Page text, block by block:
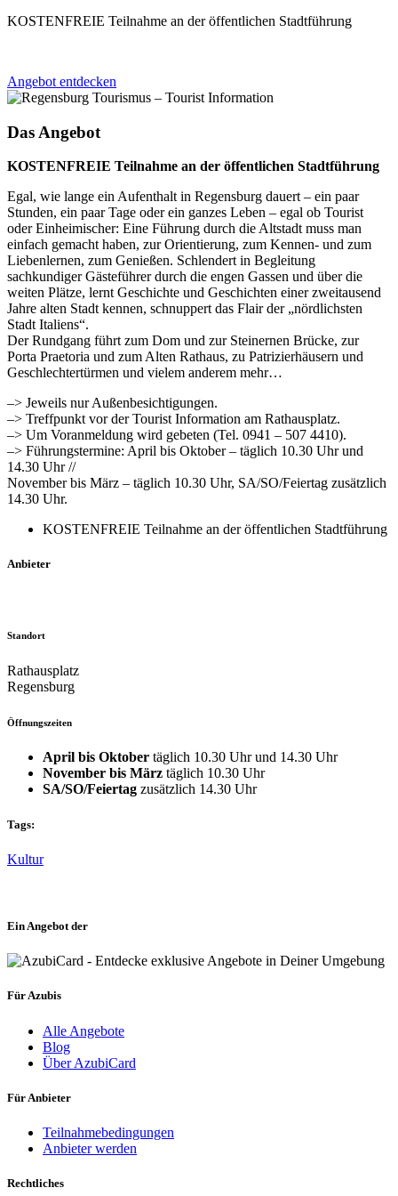
KOSTENFREIE Teilnahme an der öffentlichen Stadtführung
Angebot entdecken
Das Angebot
KOSTENFREIE Teilnahme an der öffentlichen Stadtführung
Egal, wie lange ein Aufenthalt in Regensburg dauert – ein paar
Stunden, ein paar Tage oder ein ganzes Leben – egal ob Tourist
oder Einheimischer: Eine Führung durch die Altstadt muss man
einfach gemacht haben, zur Orientierung, zum Kennen- und zum
Liebenlernen, zum Genießen. Schlendert in Begleitung
sachkundiger Gästeführer durch die engen Gassen und über die
weiten Plätze, lernt Geschichte und Geschichten einer zweitausend
Jahre alten Stadt kennen, schnuppert das Flair der „nördlichsten
Stadt Italiens“.
Der Rundgang führt zum Dom und zur Steinernen Brücke, zur
Porta Praetoria und zum Alten Rathaus, zu Patrizierhäusern und
Geschlechtertürmen und vielem anderem mehr…
–> Jeweils nur Außenbesichtigungen.
–> Treffpunkt vor der Tourist Information am Rathausplatz.
–> Um Voranmeldung wird gebeten (Tel. 0941 – 507 4410).
–> Führungstermine: April bis Oktober – täglich 10.30 Uhr und
14.30 Uhr //
November bis März – täglich 10.30 Uhr, SA/SO/Feiertag zusätzlich
14.30 Uhr.
KOSTENFREIE Teilnahme an der öffentlichen Stadtführung
Anbieter
Standort
Rathausplatz
Regensburg
Öffnungszeiten
April bis Oktober täglich 10.30 Uhr und 14.30 Uhr
November bis März täglich 10.30 Uhr
SA/SO/Feiertag zusätzlich 14.30 Uhr
Tags:
Kultur
Ein Angebot der
Für Azubis
Alle Angebote
Blog
Über AzubiCard
Für Anbieter
Teilnahmebedingungen
Anbieter werden
Rechtliches